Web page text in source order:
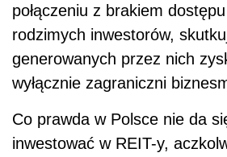
połączeniu z brakiem
rodzimych inwestorów,
generowanych przez nich
wyłącznie zagraniczni
Co prawda w Polsce nie da
inwestować w REIT-y,